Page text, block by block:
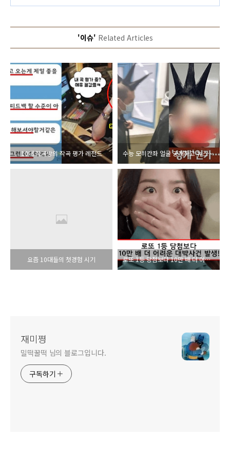
'이슈' Related Articles
10대 작곡방의 작곡 평가 레전드 수능 모히칸좌 얼굴 공개하고 뉴스 인터뷰에서 소신 발언
요즘 10대들의 첫경험 시기 로또 1등 당첨보다 10만 배 더 어려운 대박사건
재미쪙
밀떡꿀떡 님의 블로그입니다.
구독하기